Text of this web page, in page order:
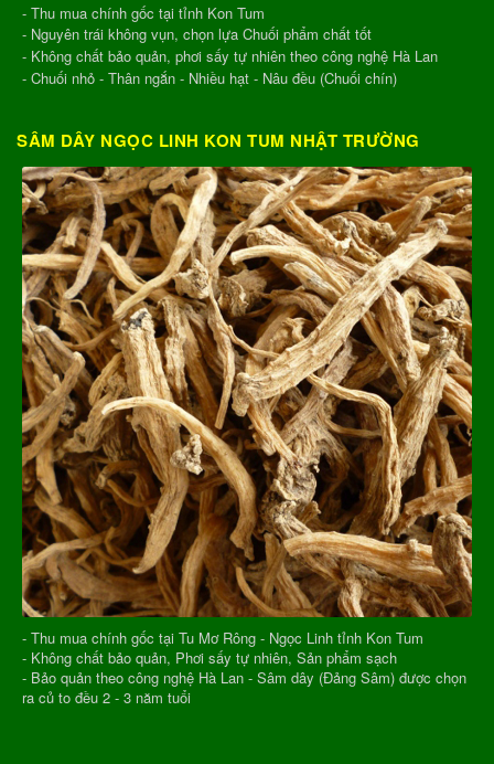
- Thu mua chính gốc tại tỉnh Kon Tum
- Nguyên trái không vụn, chọn lựa Chuối phẩm chất tốt
- Không chất bảo quản, phơi sấy tự nhiên theo công nghệ Hà Lan
- Chuối nhỏ - Thân ngắn - Nhiều hạt - Nâu đều (Chuối chín)
SÂM DÂY NGỌC LINH KON TUM NHẬT TRƯỜNG
- Thu mua chính gốc tại Tu Mơ Rông - Ngọc Linh tỉnh Kon Tum
- Không chất bảo quản, Phơi sấy tự nhiên, Sản phẩm sạch
- Bảo quản theo công nghệ Hà Lan - Sâm dây (Đảng Sâm) được chọn
ra củ to đều 2 - 3 năm tuổi